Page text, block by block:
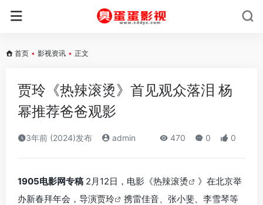
首页 • 影视资讯 • 正文
贾玲《热辣滚烫》首见观众落泪 杨
幂推荐爸爸观影
3年前 (2024)发布 admin 470 0 0
1905电影网专稿 2月12日，电影《热辣滚烫
》在北京举
办新春拜年会，导演贾玲
携雷佳音、张小斐、李雪琴等